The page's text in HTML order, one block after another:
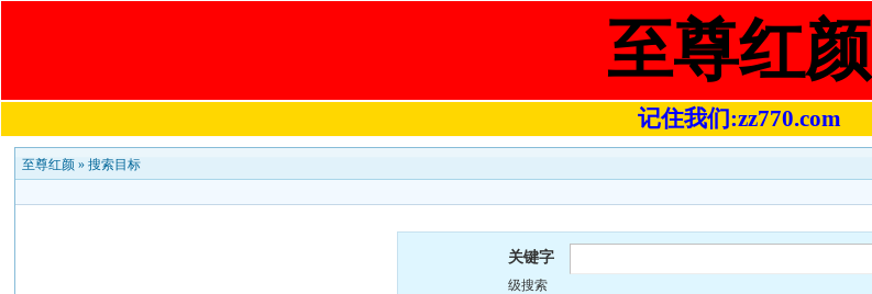
至尊红颜
记住我们:zz770.com
至尊红颜 »搜索目标
关键字
级搜索